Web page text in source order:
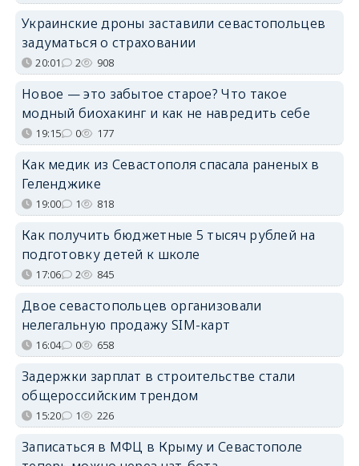
Украинские дроны заставили севастопольцев
задуматься о страховании
20:01 2 908
Новое — это забытое старое? Что такое
модный биохакинг и как не навредить себе
19:15 0 177
Как медик из Севастополя спасала раненых в
Геленджике
19:00 1 818
Как получить бюджетные 5 тысяч рублей на
подготовку детей к школе
17:06 2 845
Двое севастопольцев организовали
нелегальную продажу SIM-карт
16:04 0 658
Задержки зарплат в строительстве стали
общероссийским трендом
15:20 1 226
Записаться в МФЦ в Крыму и Севастополе